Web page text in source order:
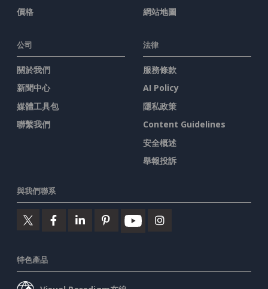
價格
網站地圖
公司
關於我們
新聞中心
媒體工具包
聯繫我們
法律
服務條款
AI Policy
隱私政策
Content Guidelines
安全概述
舉報投訴
與我們聯系
特色產品